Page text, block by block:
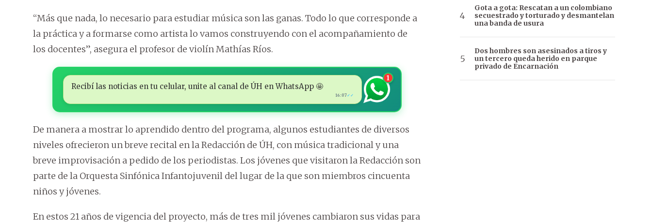
“Más que nada, lo necesario para estudiar música son las ganas. Todo lo que corresponde a
la práctica y a formarse como artista lo vamos construyendo con el acompañamiento de
los docentes”, asegura el profesor de violín Mathías Ríos.
Recibí las noticias en tu celular, unite al canal de ÚH en WhatsApp 🤩
16:07✓✓
1
De manera a mostrar lo aprendido dentro del programa, algunos estudiantes de diversos
niveles ofrecieron un breve recital en la Redacción de ÚH, con música tradicional y una
breve improvisación a pedido de los periodistas. Los jóvenes que visitaron la Redacción son
parte de la Orquesta Sinfónica Infantojuvenil del lugar de la que son miembros cincuenta
niños y jóvenes.
En estos 21 años de vigencia del proyecto, más de tres mil jóvenes cambiaron sus vidas para
Gota a gota: Rescatan a un colombiano
secuestrado y torturado y desmantelan
una banda de usura
Dos hombres son asesinados a tiros y
un tercero queda herido en parque
privado de Encarnación